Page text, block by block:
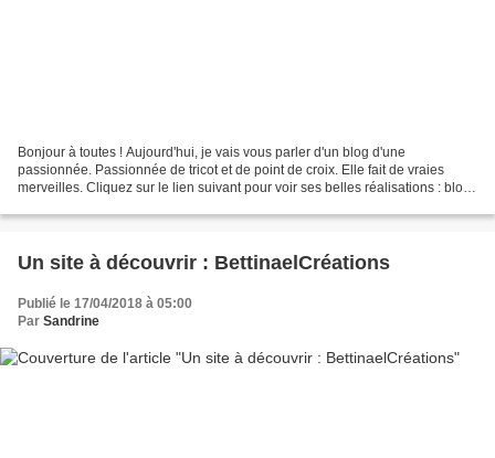
Bonjour à toutes ! Aujourd'hui, je vais vous parler d'un blog d'une
passionnée. Passionnée de tricot et de point de croix. Elle fait de vraies
merveilles. Cliquez sur le lien suivant pour voir ses belles réalisations : blog
Un site à découvrir : BettinaelCréations
Publié le 17/04/2018 à 05:00
Par Sandrine